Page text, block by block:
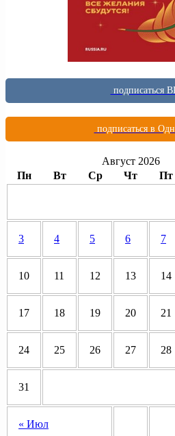
подписаться
подписаться в
Август 2026
Пн
Вт Ср Чт Пт
« Июл
3 4 5 6 7
10 11 12 13 14
17 18 19 20 21
24 25 26 27 28
31